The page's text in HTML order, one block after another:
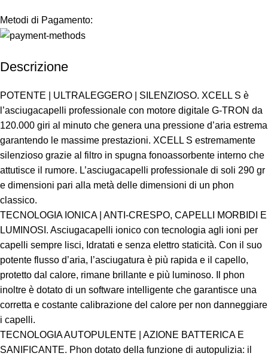
Metodi di Pagamento:
Descrizione
POTENTE | ULTRALEGGERO | SILENZIOSO. XCELL S è
l’asciugacapelli professionale con motore digitale G-TRON da
120.000 giri al minuto che genera una pressione d’aria estrema
garantendo le massime prestazioni. XCELL S estremamente
silenzioso grazie al filtro in spugna fonoassorbente interno che
attutisce il rumore. L’asciugacapelli professionale di soli 290 gr
e dimensioni pari alla metà delle dimensioni di un phon
classico.
TECNOLOGIA IONICA | ANTI-CRESPO, CAPELLI MORBIDI E
LUMINOSI. Asciugacapelli ionico con tecnologia agli ioni per
capelli sempre lisci, Idratati e senza elettro staticità. Con il suo
potente flusso d’aria, l’asciugatura è più rapida e il capello,
protetto dal calore, rimane brillante e più luminoso. Il phon
inoltre è dotato di un software intelligente che garantisce una
corretta e costante calibrazione del calore per non danneggiare
i capelli.
TECNOLOGIA AUTOPULENTE | AZIONE BATTERICA E
SANIFICANTE. Phon dotato della funzione di autopulizia: il